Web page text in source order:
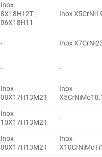
Inox
8X18H12T、
06X18H11
Inox
- Inox
- -
Inox
08X17H13M2T
Inox
Inox
10X17H13M2T
-
Inox
08X17H13M2T
Inox